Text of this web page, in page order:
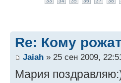
Re: Кому
Jaiah » 25 сен 2009,
Мария